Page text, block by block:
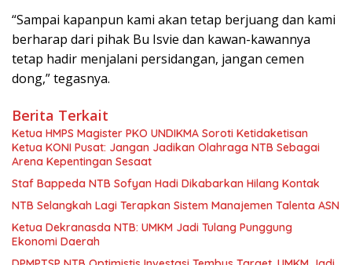
“Sampai kapanpun kami akan tetap berjuang dan kami
berharap dari pihak Bu Isvie dan kawan-kawannya
tetap hadir menjalani persidangan, jangan cemen
dong,” tegasnya.
Berita Terkait
Ketua HMPS Magister PKO UNDIKMA Soroti Ketidaketisan
Ketua KONI Pusat: Jangan Jadikan Olahraga NTB Sebagai
Arena Kepentingan Sesaat
Staf Bappeda NTB Sofyan Hadi Dikabarkan Hilang Kontak
NTB Selangkah Lagi Terapkan Sistem Manajemen Talenta ASN
Ketua Dekranasda NTB: UMKM Jadi Tulang Punggung
Ekonomi Daerah